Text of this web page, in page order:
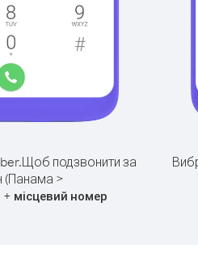
Щоб подзвонити за
(Панама >
+ місцевий номер